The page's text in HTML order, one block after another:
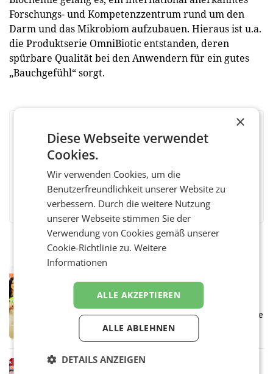
Forschungs- und Kompetenzzentrum rund um den
Darm und das Mikrobiom aufzubauen. Hieraus ist u.a.
die Produktserie OmniBiotic entstanden, deren
spürbare Qualität bei den Anwendern für ein gutes
„Bauchgefühl“ sorgt.
BEWERTEN SIE DIESEN ARTIKEL
FacebookTwitter MessengerWhatsAppLinkedInXING Teilen
Eine Bühne für Zirkularität: ARA und
Müller informieren am POS über
Kreislauffähigkeit
Über den gesamten August hinweg rücken die
Altstoff Recycling Austria AG (ARA) und der
Handelskonzern Müller die Initiative
Müller-Filialen
RETAIL
×
Diese Webseite verwendet
Cookies.
Wir verwenden Cookies, um die
Benutzerfreundlichkeit unserer Website zu
verbessern. Durch die weitere Nutzung
unserer Webseite stimmen Sie der
Verwendung von Cookies gemäß unserer
Cookie-Richtlinie zu.Weitere
Informationen
ALLE AKZEPTIEREN
ALLE ABLEHNEN
DETAILS ANZEIGEN